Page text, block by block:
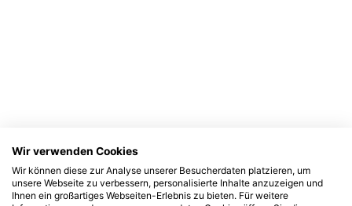
Wir verwenden Cookies
Wir können diese zur Analyse unserer Besucherdaten platzieren, um
unsere Webseite zu verbessern, personalisierte Inhalte anzuzeigen und
Ihnen ein großartiges Webseiten-Erlebnis zu bieten. Für weitere